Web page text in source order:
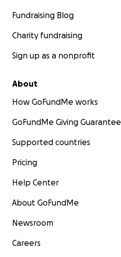
Fundraising Blog
Charity fundraising
Sign up as a nonprofit
About
How GoFundMe works
GoFundMe Giving Guarantee
Supported countries
Pricing
Help Center
About GoFundMe
Newsroom
Careers